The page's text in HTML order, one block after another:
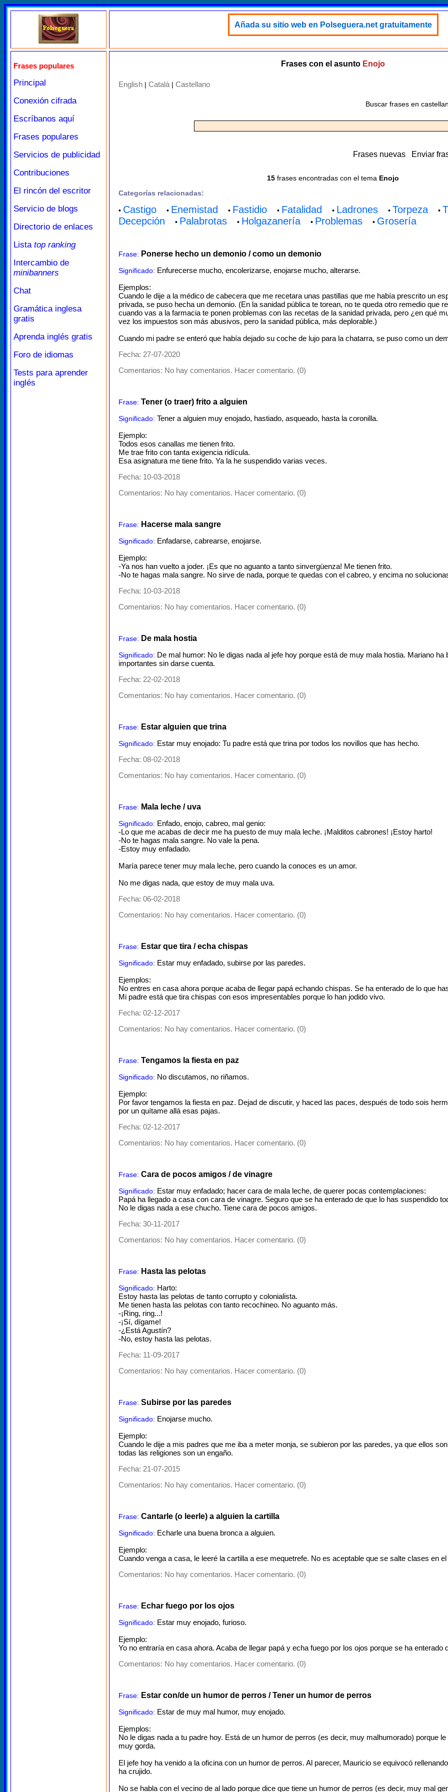
Añada su sitio web en Polseguera.net gratuitamente
Frases populares
Principal
Conexión cifrada
Escríbanos aquí
Frases populares
Servicios de publicidad
Contribuciones
El rincón del escritor
Servicio de blogs
Directorio de enlaces
Lista top ranking
Intercambio de
minibanners
Chat
Gramática inglesa
gratis
Aprenda inglés gratis
Foro de idiomas
Tests para aprender
inglés
Frases con el asunto Enojo
English | Català| Castellano
Buscar frases en
Frases nuevas Enviar
15 frases encontradas con el tema Enojo
Categorías relacionadas:
• Castigo • Enemistad • Fastidio • Fatalidad • Ladrones • Torpeza•
Decepción • Palabrotas • Holgazanería• Problemas • Grosería
Frase: Ponerse hecho un demonio / como un demonio
Significado: Enfurecerse mucho, encolerizarse, enojarse mucho, alterarse.
Ejemplos:
Cuando le dije a la médico de cabecera que me recetara unas pastillas que me había prescrito un
privada, se puso hecha un demonio. (En la sanidad pública te torean, no te queda otro remedio que
cuando vas a la farmacia te ponen problemas con las recetas de la sanidad privada, pero ¿en qué
vez los impuestos son más abusivos, pero la sanidad pública, más deplorable.)
Cuando mi padre se enteró que había dejado su coche de lujo para la chatarra, se puso como un
Fecha: 27-07-2020
Comentarios: No hay comentarios. Hacer comentario. (0)
Frase: Tener (o traer) frito a alguien
Significado: Tener a alguien muy enojado, hastiado, asqueado, hasta la coronilla.
Ejemplo:
Todos esos canallas me tienen frito.
Me trae frito con tanta exigencia ridícula.
Esa asignatura me tiene frito. Ya la he suspendido varias veces.
Fecha: 10-03-2018
Comentarios: No hay comentarios. Hacer comentario. (0)
Frase: Hacerse mala sangre
Significado: Enfadarse, cabrearse, enojarse.
Ejemplo:
-Ya nos han vuelto a joder. ¡Es que no aguanto a tanto sinvergüenza! Me tienen frito.
-No te hagas mala sangre. No sirve de nada, porque te quedas con el cabreo, y encima no
Fecha: 10-03-2018
Comentarios: No hay comentarios. Hacer comentario. (0)
Frase: De mala hostia
Significado: De mal humor: No le digas nada al jefe hoy porque está de muy mala hostia. Mariano
importantes sin darse cuenta.
Fecha: 22-02-2018
Comentarios: No hay comentarios. Hacer comentario. (0)
Frase: Estar alguien que trina
Significado: Estar muy enojado: Tu padre está que trina por todos los novillos que has hecho.
Fecha: 08-02-2018
Comentarios: No hay comentarios. Hacer comentario. (0)
Frase: Mala leche / uva
Significado: Enfado, enojo, cabreo, mal genio:
-Lo que me acabas de decir me ha puesto de muy mala leche. ¡Malditos cabrones! ¡Estoy harto!
-No te hagas mala sangre. No vale la pena.
-Estoy muy enfadado.
María parece tener muy mala leche, pero cuando la conoces es un amor.
No me digas nada, que estoy de muy mala uva.
Fecha: 06-02-2018
Comentarios: No hay comentarios. Hacer comentario. (0)
Frase: Estar que tira / echa chispas
Significado: Estar muy enfadado, subirse por las paredes.
Ejemplos:
No entres en casa ahora porque acaba de llegar papá echando chispas. Se ha enterado de lo que
Mi padre está que tira chispas con esos impresentables porque lo han jodido vivo.
Fecha: 02-12-2017
Comentarios: No hay comentarios. Hacer comentario. (0)
Frase: Tengamos la fiesta en paz
Significado: No discutamos, no riñamos.
Ejemplo:
Por favor tengamos la fiesta en paz. Dejad de discutir, y haced las paces, después de todo sois
por un quítame allá esas pajas.
Fecha: 02-12-2017
Comentarios: No hay comentarios. Hacer comentario. (0)
Frase: Cara de pocos amigos / de vinagre
Significado: Estar muy enfadado; hacer cara de mala leche, de querer pocas contemplaciones:
Papá ha llegado a casa con cara de vinagre. Seguro que se ha enterado de que lo has suspendido
No le digas nada a ese chucho. Tiene cara de pocos amigos.
Fecha: 30-11-2017
Comentarios: No hay comentarios. Hacer comentario. (0)
Frase: Hasta las pelotas
Significado: Harto:
Estoy hasta las pelotas de tanto corrupto y colonialista.
Me tienen hasta las pelotas con tanto recochineo. No aguanto más.
-¡Ring, ring...!
-¡Sí, dígame!
-¿Está Agustín?
-No, estoy hasta las pelotas.
Fecha: 11-09-2017
Comentarios: No hay comentarios. Hacer comentario. (0)
Frase: Subirse por las paredes
Significado: Enojarse mucho.
Ejemplo:
Cuando le dije a mis padres que me iba a meter monja, se subieron por las paredes, ya que ellos
todas las religiones son un engaño.
Fecha: 21-07-2015
Comentarios: No hay comentarios. Hacer comentario. (0)
Frase: Cantarle (o leerle) a alguien la cartilla
Significado: Echarle una buena bronca a alguien.
Ejemplo:
Cuando venga a casa, le leeré la cartilla a ese mequetrefe. No es aceptable que se salte clases en
Comentarios: No hay comentarios. Hacer comentario. (0)
Frase: Echar fuego por los ojos
Significado: Estar muy enojado, furioso.
Ejemplo:
Yo no entraría en casa ahora. Acaba de llegar papá y echa fuego por los ojos porque se ha enterado
Comentarios: No hay comentarios. Hacer comentario. (0)
Frase: Estar con/de un humor de perros / Tener un humor de perros
Significado: Estar de muy mal humor, muy enojado.
Ejemplos:
No le digas nada a tu padre hoy. Está de un humor de perros (es decir, muy malhumorado) porque
muy gorda.
El jefe hoy ha venido a la oficina con un humor de perros. Al parecer, Mauricio se equivocó
ha crujido.
No se habla con el vecino de al lado porque dice que tiene un humor de perros (es decir, muy mal